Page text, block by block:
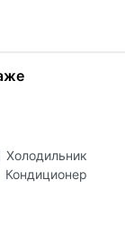
Холодильник
Кондиционер